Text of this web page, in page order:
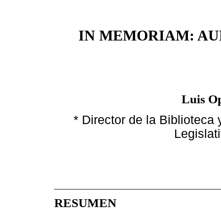
IN MEMORIAM:
Luis
* Director de la Biblioteca
RESUMEN